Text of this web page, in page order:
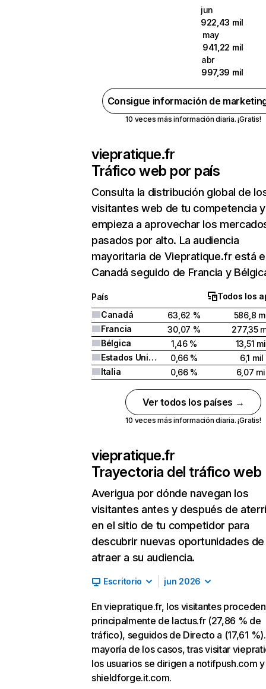
jun
922,43 mil
may
941,22 mil
abr
997,39 mil
Consigue información de
10 veces más información diaria. ¡Gratis!
viepratique.fr
Tráfico web por país
Consulta la distribución global de
visitantes web de tu competencia y
empieza a aprovechar los
pasados por alto. La audiencia
mayoritaria de Viepratique.fr está
Canadá seguido de Francia y
País
Todos los
Canadá
63,62 %
586,8
Francia
30,07 %
277,35
Bélgica
1,46 %
13,51
Estados Unidos
0,66 %
6,1 mil
Italia
0,66 % 6,07
Ver todos los países →
10 veces más información diaria. ¡Gratis!
viepratique.fr
Trayectoria del tráfico web
Averigua por dónde navegan los
visitantes antes y después de
en el sitio de tu competidor para
descubrir nuevas oportunidades de
atraer a su audiencia.
Escritorio jun 2026
En viepratique.fr, los visitantes proceden
principalmente de lactus.fr (27,86 % de
tráfico), seguidos de Directo a (17,61 %).
mayoría de los casos, tras visitar
los usuarios se dirigen a notifpush.com y
shieldforge.it.com.